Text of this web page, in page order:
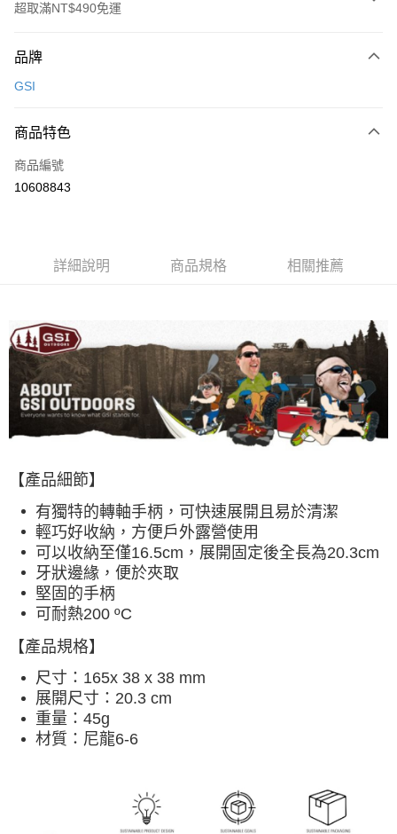
超取滿NT$490免運
信用卡一次付款
3 期 0 利率 每期
合作金庫商業銀行
上海商業儲蓄銀行
聯邦商業銀行
遠東國際商業銀行
台新國際商業銀行
台灣樂天信用卡公司
超商取貨付款
LINE Pay
ATM付款
全家取貨付款
每筆NT$60，滿NT$490(含以上)免運費
付款後全家取貨
每筆NT$60，滿NT$490(含以上)免運費
每筆NT$60，滿NT$490(含以上)免運費
付款後7-11取貨
每筆NT$60，滿NT$490(含以上)免運費
宅配
每筆NT$80，滿NT$490(含以上)免運費
離島宅配
每筆NT$80，滿NT$490(含以上)免運費
付款後門市自取
免運費
品牌
GSI
商品特色
商品編號
10608843
詳細說明 商品規格 相關推薦
【產品細節】
有獨特的轉軸手柄，可快速展開且易於清潔
輕巧好收納，方便戶外露營使用
可以收納至僅16.5cm，展開固定後全長為20.3cm
牙狀邊緣，便於夾取
堅固的手柄
可耐熱200 ºC
【產品規格】
尺寸：165x 38 x 38 mm
展開尺寸：20.3 cm
重量：45g
材質：尼龍6-6